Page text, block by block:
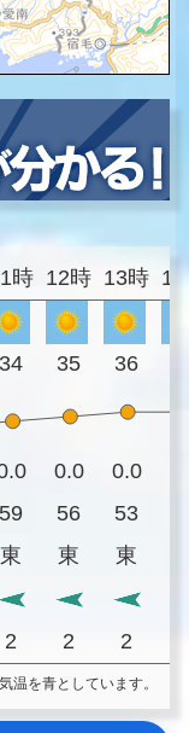
時 12時 13時
34 35 36
0.0 0.0
59 56 53
東 東 東
2 2 2
温を青としています。